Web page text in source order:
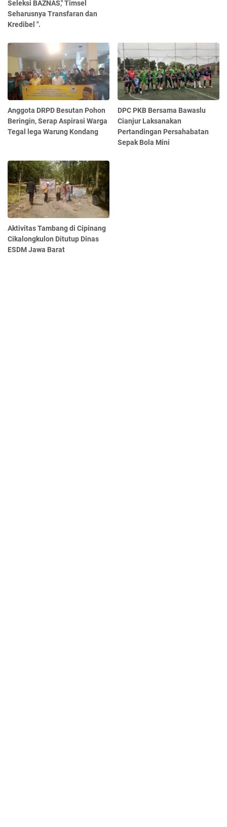
Seleksi BAZNAS," Timsel
Seharusnya Transfaran dan
Kredibel ".
Anggota DRPD Besutan Pohon
Beringin, Serap Aspirasi Warga
Tegal lega Warung Kondang
DPC PKB Bersama Bawaslu
Cianjur Laksanakan
Pertandingan Persahabatan
Sepak Bola Mini
Aktivitas Tambang di Cipinang
Cikalongkulon Ditutup Dinas
ESDM Jawa Barat